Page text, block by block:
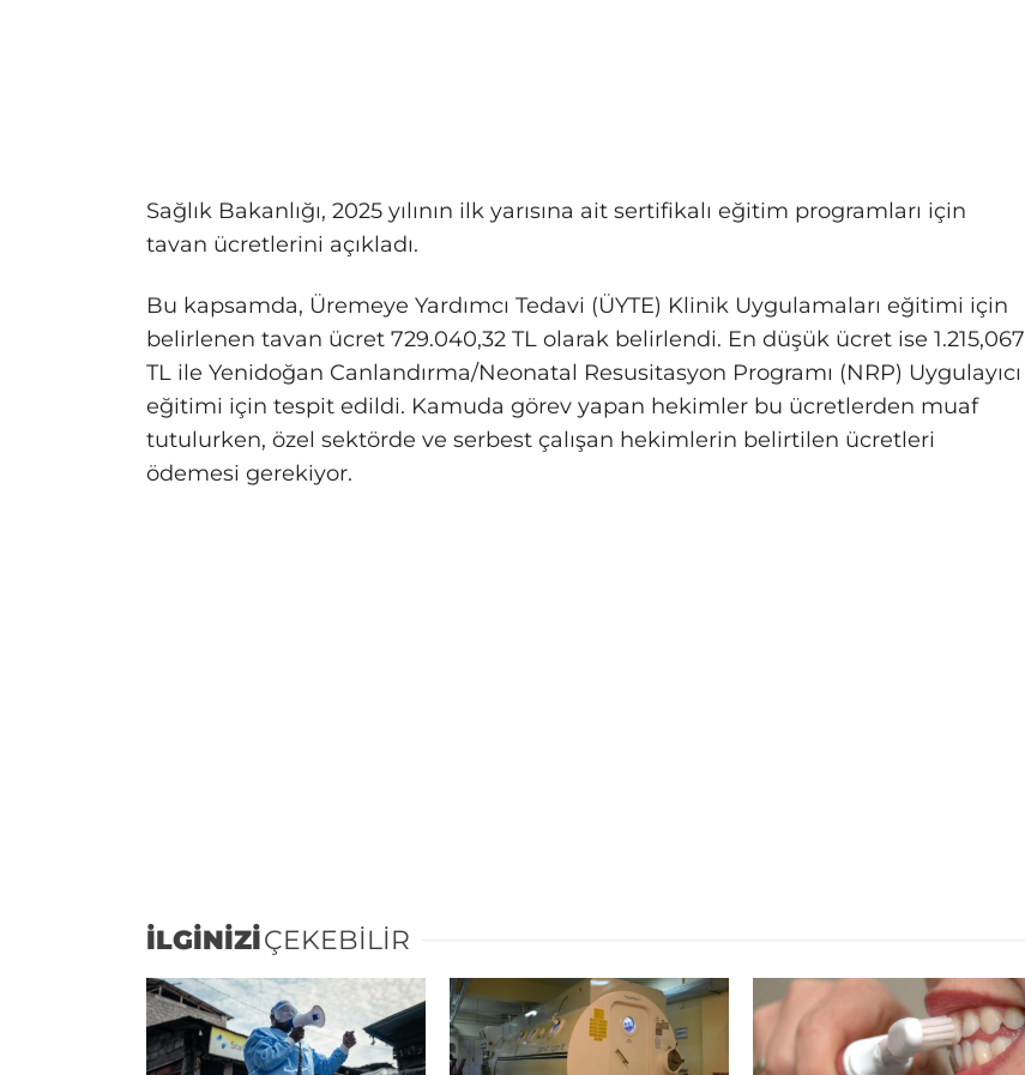
Sağlık Bakanlığı, 2025 yılının ilk yarısına ait sertifikalı eğitim programları için
tavan ücretlerini açıkladı.
Bu kapsamda, Üremeye Yardımcı Tedavi (ÜYTE) Klinik Uygulamaları eğitimi için
belirlenen tavan ücret 729.040,32 TL olarak belirlendi. En düşük ücret ise 1.215,067
TL ile Yenidoğan Canlandırma/Neonatal Resusitasyon Programı (NRP) Uygulayıcı
eğitimi için tespit edildi. Kamuda görev yapan hekimler bu ücretlerden muaf
tutulurken, özel sektörde ve serbest çalışan hekimlerin belirtilen ücretleri
ödemesi gerekiyor.
İLGİNİZİÇEKEBİLİR